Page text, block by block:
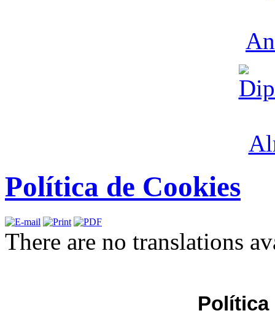
Política de Cookies
There are no translations
Política